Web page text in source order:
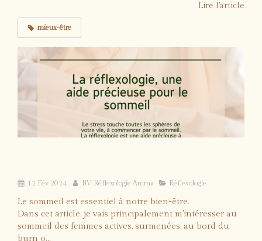
Lire l'article
mieux-être
12 Fév 2024 BV Réflexologie Amma Réflexologie
Le sommeil est essentiel à notre bien-être.
Dans cet article, je vais principalement m'intéresser au
sommeil des femmes actives, surmenées, au bord du
burn o...